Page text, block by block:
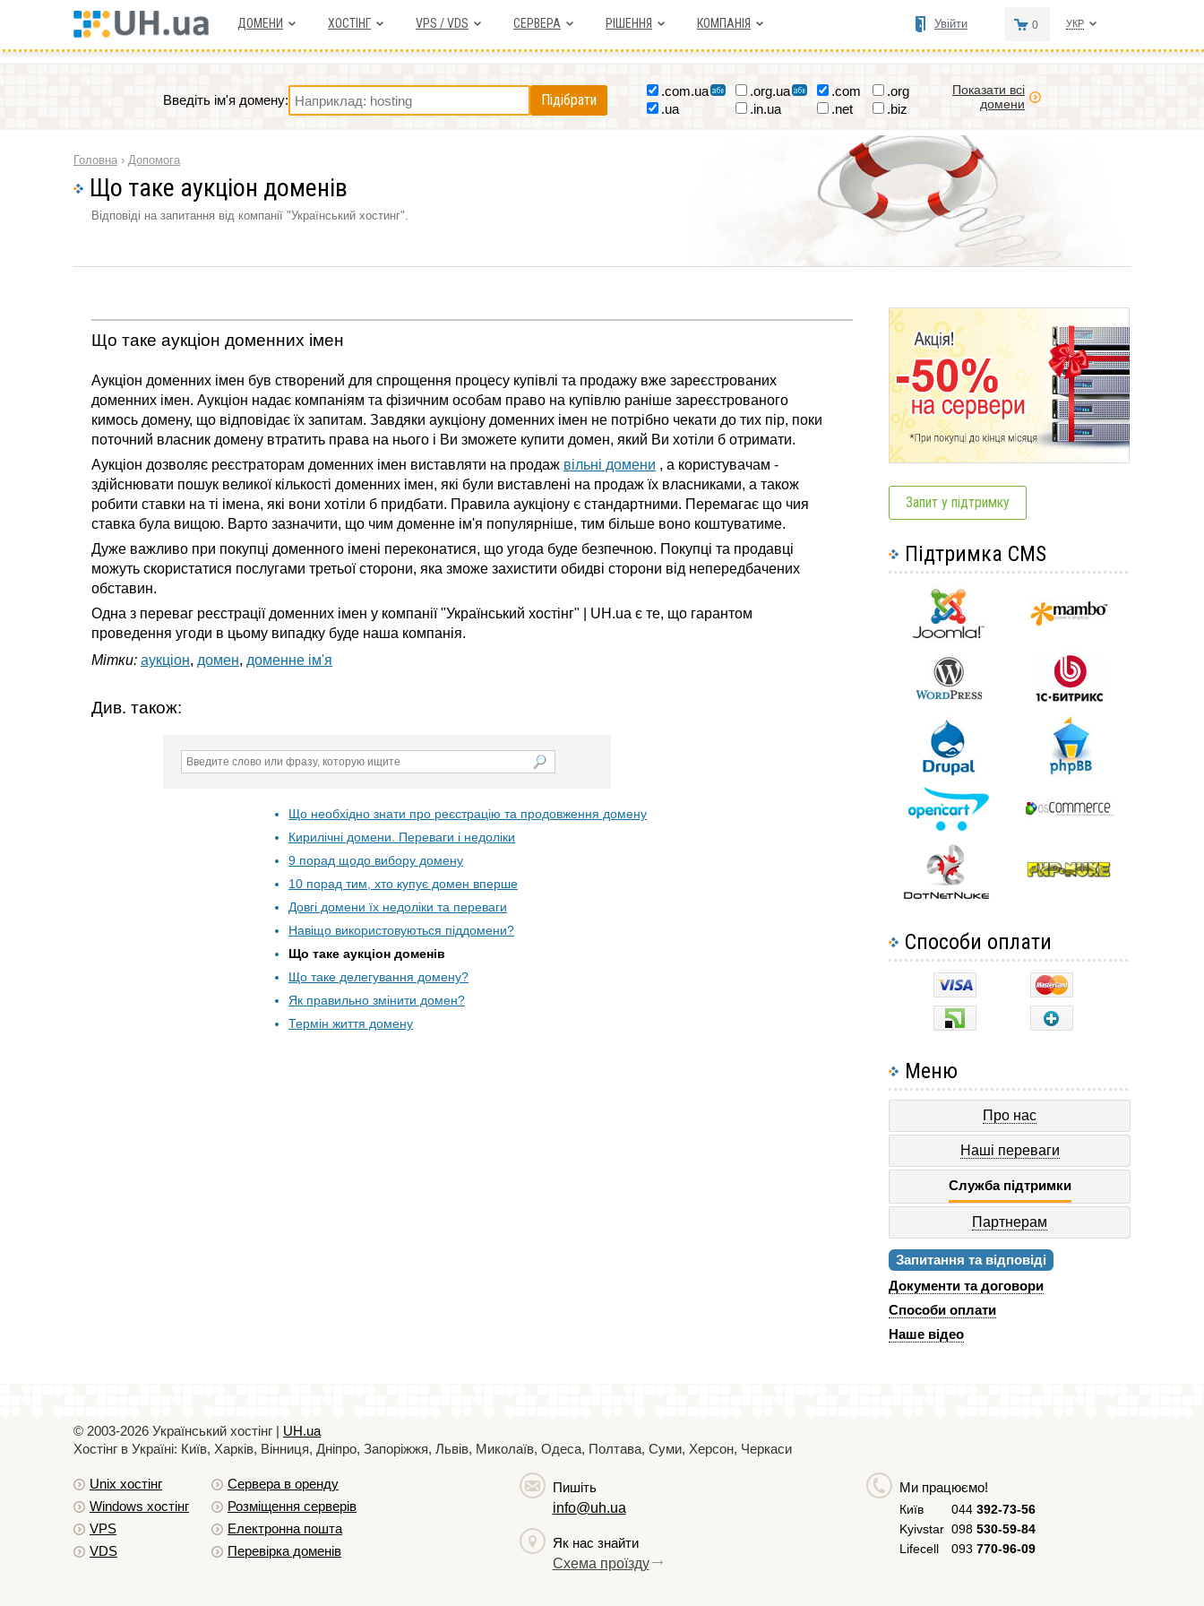
ДОМЕНИ ХОСТIНГ VPS / VDS СЕРВЕРА РІШЕННЯ КОМПАНІЯ УКР
0
Увійти
Введіть ім'я домену: Підібрати
.com.ua .org.ua .com
.org
.ua
.in.ua .net .biz
Показати всі
домени
Головна › Допомога
Що таке аукціон доменів
Відповіді на запитання від компанії "Український хостинг".
Що таке аукціон доменних імен
Аукціон доменних імен був створений для спрощення процесу купівлі та продажу вже зареєстрованих
доменних імен. Аукціон надає компаніям та фізичним особам право на купівлю раніше зареєстрованого
кимось домену, що відповідає їх запитам. Завдяки аукціону доменних імен не потрібно чекати до тих пір, поки
поточний власник домену втратить права на нього і Ви зможете купити домен, який Ви хотіли б отримати.
Аукціон дозволяє реєстраторам доменних імен виставляти на продаж вільні домени , а користувачам -
здійснювати пошук великої кількості доменних імен, які були виставлені на продаж їх власниками, а також
робити ставки на ті імена, які вони хотіли б придбати. Правила аукціону є стандартними. Перемагає що чия
ставка була вищою. Варто зазначити, що чим доменне ім'я популярніше, тим більше воно коштуватиме.
Дуже важливо при покупці доменного імені переконатися, що угода буде безпечною. Покупці та продавці
можуть скористатися послугами третьої сторони, яка зможе захистити обидві сторони від непередбачених
обставин.
Одна з переваг реєстрації доменних імен у компанії "Український хостінг" | UH.ua є те, що гарантом
проведення угоди в цьому випадку буде наша компанія.
Мітки: аукціон, домен, доменне ім'я
Див. також:
Що необхідно знати про реєстрацію та продовження домену
Кирилічні домени. Переваги і недоліки
9 порад щодо вибору домену
10 порад тим, хто купує домен вперше
Довгі домени їх недоліки та переваги
Навіщо використовуються піддомени?
Що таке аукціон доменів
Що таке делегування домену?
Як правильно змінити домен?
Термін життя домену
Запит у підтримку
Підтримка CMS
Способи оплати
Меню
Про нас
Наші переваги
Служба підтримки
Партнерам
Запитання та відповіді
Документи та договори
Способи оплати
Наше відео
© 2003-2026 Український хостiнг | UH.ua
Хостiнг в Україні: Київ, Харків, Вінниця, Дніпро, Запоріжжя, Львів, Миколаїв, Одеса, Полтава, Суми, Херсон, Черкаси
Unix хостiнг
Windows хостiнг
VPS
VDS
Сервера в оренду
Розміщення серверів
Електронна пошта
Перевірка доменів
Пишіть
info@uh.ua
Як нас знайти
Схема проїзду
Ми працюємо!
Київ 044 392-73-56
Kyivstar 098 530-59-84
Lifecell
093 770-96-09